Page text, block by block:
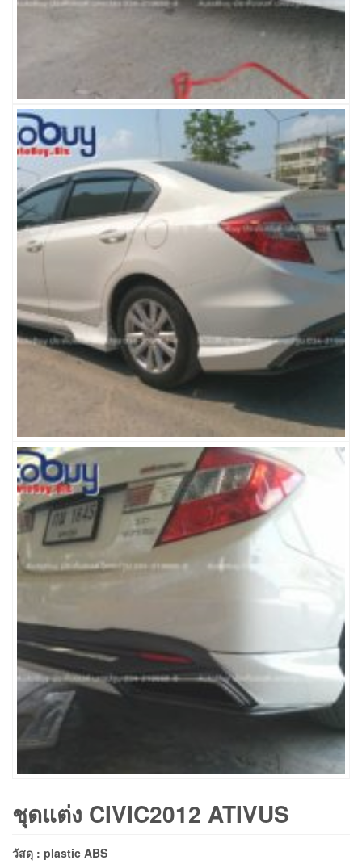
ชุดแต่ง CIVIC2012 ATIVUS
วัสดุ : plastic ABS